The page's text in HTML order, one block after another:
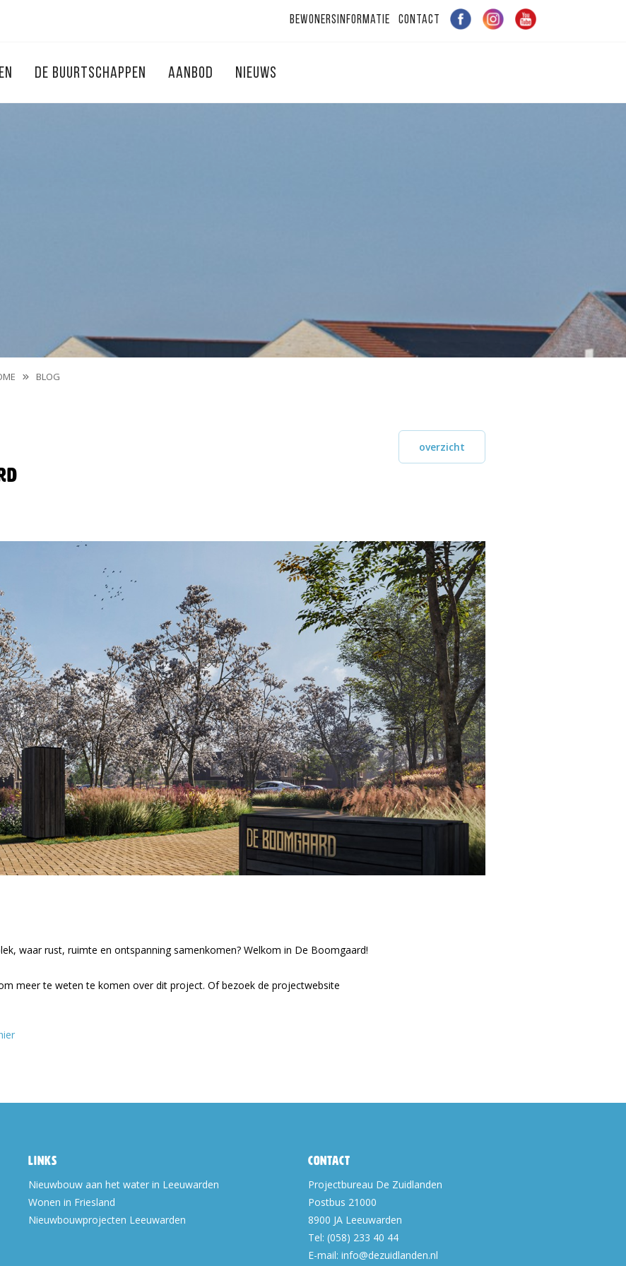
Bewonersinformatie Contact
DE BUURTSCHAPPEN AANBOD NIEUWS
BLOG
overzicht
waar rust, ruimte en ontspanning samenkomen? Welkom in De Boomgaard!
meer te weten te komen over dit project. Of bezoek de projectwebsite
Links
Nieuwbouw aan het water in Leeuwarden
Wonen in Friesland
Nieuwbouwprojecten Leeuwarden
Contact
Projectbureau De Zuidlanden
Postbus 21000
8900 JA Leeuwarden
Tel: (058) 233 40 44
E-mail: info@dezuidlanden.nl